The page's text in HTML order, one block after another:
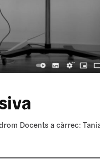
Docents a càrrec: